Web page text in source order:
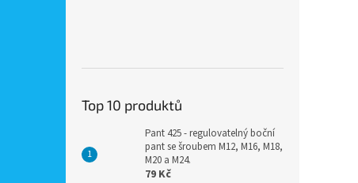
Top 10 produktů
Pant 425 - regulovatelný boční
pant se šroubem M12, M16, M18,
M20 a M24.
79 Kč